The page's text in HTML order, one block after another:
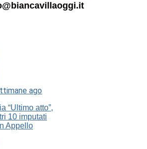
ago
“Ultimo atto”,
10 imputati
Appello